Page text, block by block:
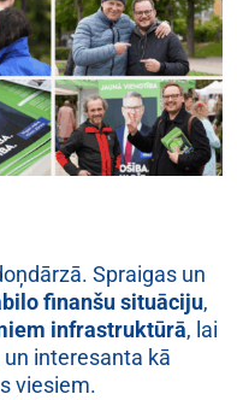
Spraigas un
finanšu situāciju,
infrastruktūrā, lai
interesanta kā
viesiem.